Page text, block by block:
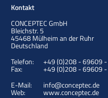
Kontakt
CONCEPTEC GmbH
Bleichstr. 5
45468Mülheim an der Ruhr
Deutschland
Telefon:
+49 (0)208 - 69609
Fax:
+49 (0)208 - 69609
E-Mail:
info@conceptec.de
Web: www.conceptec.de